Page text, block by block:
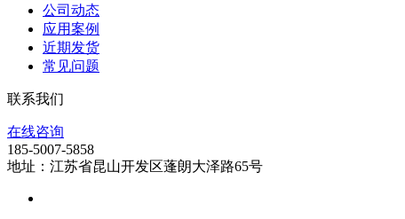
公司动态
应用案例
近期发货
常见问题
联系我们
在线咨询
185-5007-5858
地址：江苏省昆山开发区蓬朗大泽路65号